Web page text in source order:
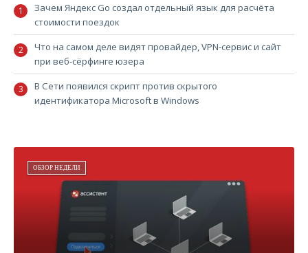
Зачем Яндекс Go создал отдельный язык для расчёта
стоимости поездок
Что на самом деле видят провайдер, VPN-сервис и сайт
при веб-сёрфинге юзера
В Сети появился скрипт против скрытого
идентификатора Microsoft в Windows
ОБЗОР НЕДЕЛИ